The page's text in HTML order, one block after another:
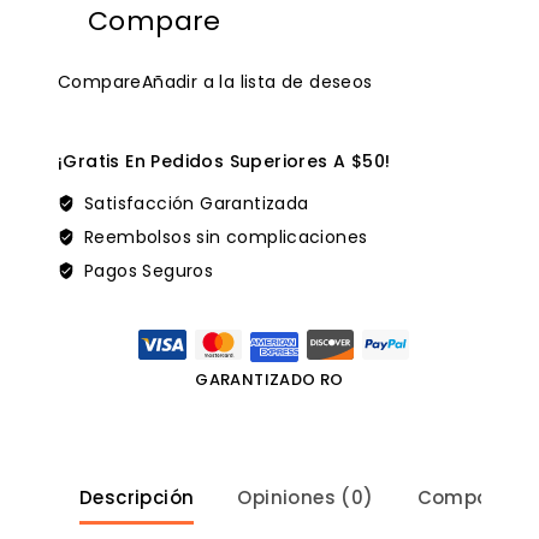
4F10
Compare
CompareAñadir a la lista de deseos
¡Gratis En Pedidos Superiores A $50!
Satisfacción Garantizada
Reembolsos sin complicaciones
Pagos Seguros
GARANTIZADO RO
Descripción Opiniones (0)